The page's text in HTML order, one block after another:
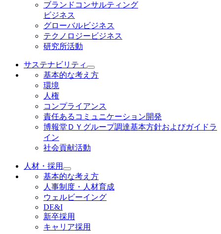
ブランドコンサルティング
ビジネス
グローバルビジネス
テクノロジービジネス
研究所活動
サステナビリティ
基本的な考え方
環境
人権
コンプライアンス
責任あるコミュニケーション開発
博報堂ＤＹグループ調達基本方針およびガイドラ
イン
社会貢献活動
人材・採用
基本的な考え方
人事制度・人材育成
ウェルビーイング
DE&I
新卒採用
キャリア採用